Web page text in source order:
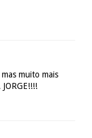
muito mais